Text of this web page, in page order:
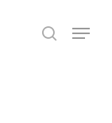
search
Menu